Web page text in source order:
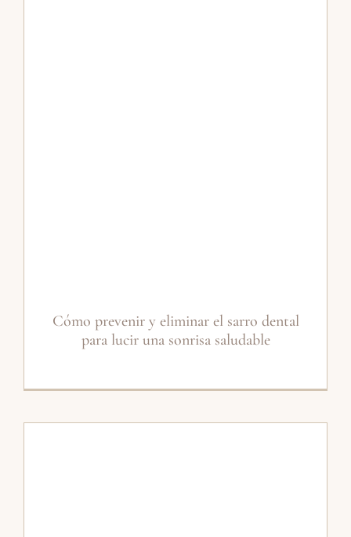
Cómo prevenir y eliminar el sarro dental
para lucir una sonrisa saludable